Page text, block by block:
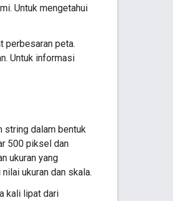
Untuk mengetahui
perbesaran peta.
Untuk informasi
string dalam bentuk
500 piksel dan
ukuran yang
ukuran dan skala.
kali lipat dari